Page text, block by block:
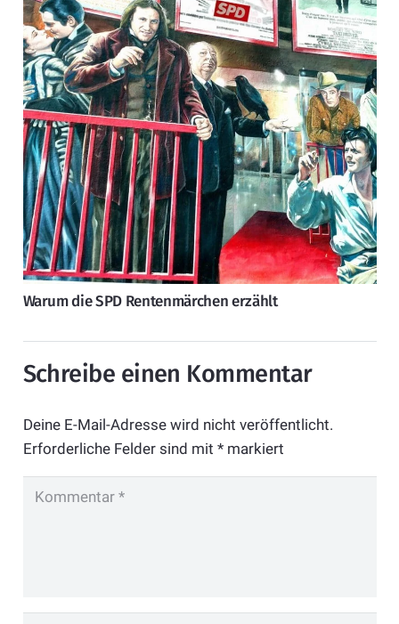
Warum die SPD Rentenmärchen erzählt
Schreibe einen Kommentar
Deine E-Mail-Adresse wird nicht veröffentlicht.
Erforderliche Felder sind mit *markiert